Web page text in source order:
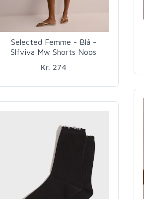
Selected Femme - Blå -
Slfviva Mw Shorts Noos
Kr. 274